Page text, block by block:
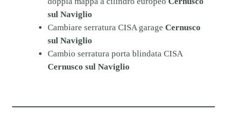
sul Naviglio
Cambiare serratura CISA garage Cernusco
sul Naviglio
Cambio serratura porta blindata CISA
Cernusco sul Naviglio